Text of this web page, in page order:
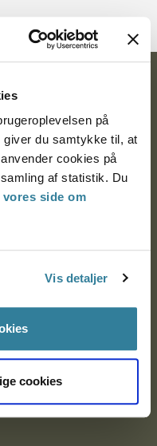
på
du samtykke til, at
cookies på
af statistik. Du
vores side om
Vis detaljer
cookies